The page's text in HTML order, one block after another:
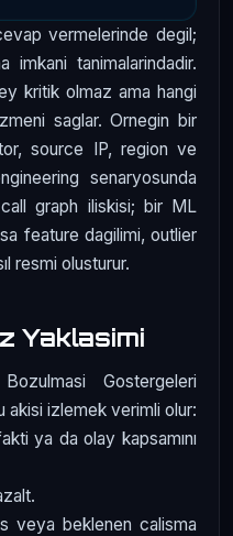
vermelerinde degil;
tanimalarindadir.
kritik olmaz ama hangi
saglar. Ornegin bir
source IP, region ve
senaryosunda
graph iliskisi; bir ML
feature dagilimi, outlier
resmi olusturur.
Yaklasimi
Gostergeleri
akisi izlemek verimli olur:
ya da olay kapsamını
veya beklenen calisma